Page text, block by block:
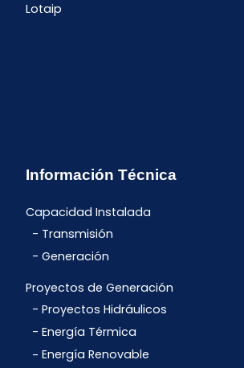
Lotaip
Información Técnica
Capacidad Instalada
Transmisión
Generación
Proyectos de Generación
Proyectos Hidráulicos
Energía Térmica
Energía Renovable